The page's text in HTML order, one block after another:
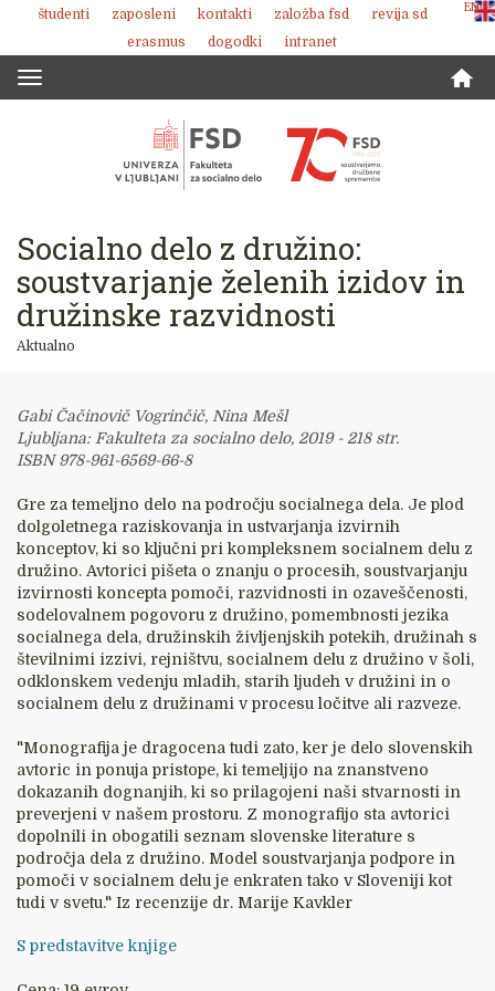
Skoči
vsebino
ENG
študenti zaposleni kontakti založba fsd
revija sd
erasmus
dogodki intranet
Socialno delo z družino:
soustvarjanje želenih izidov in
družinske razvidnosti
Aktualno
Gabi Čačinovič Vogrinčič, Nina Mešl
Ljubljana: Fakulteta za socialno delo, 2019 - 218 str.
ISBN 978-961-6569-66-8
Gre za temeljno delo na področju socialnega dela. Je plod
dolgoletnega raziskovanja in ustvarjanja izvirnih
konceptov, ki so ključni pri kompleksnem socialnem delu z
družino. Avtorici pišeta o znanju o procesih, soustvarjanju
izvirnosti koncepta pomoči, razvidnosti in ozaveščenosti,
sodelovalnem pogovoru z družino, pomembnosti jezika
socialnega dela, družinskih življenjskih potekih, družinah s
številnimi izzivi, rejništvu, socialnem delu z družino v šoli,
odklonskem vedenju mladih, starih ljudeh v družini in o
socialnem delu z družinami v procesu ločitve ali razveze.
"Monografija je dragocena tudi zato, ker je delo slovenskih
avtoric in ponuja pristope, ki temeljijo na znanstveno
dokazanih dognanjih, ki so prilagojeni naši stvarnosti in
preverjeni v našem prostoru. Z monografijo sta avtorici
dopolnili in obogatili seznam slovenske literature s
področja dela z družino. Model soustvarjanja podpore in
pomoči v socialnem delu je enkraten tako v Sloveniji kot
tudi v svetu." Iz recenzije dr. Marije Kavkler
S predstavitve knjige